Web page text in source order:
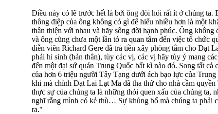
Điều này có lẽ trước hết là bởi ông đòi hỏi rất ít ở chúng
thông điệp của ông không có gì để hiểu nhiều hơn là một
thân thiện với nhau và hãy sống đời hạnh phúc. Ông
và ông cũng chưa một lần tỏ ra quan tâm đến việc tổ chức
diễn viên Richard Gere đã trả tiền xây phòng tắm cho Đạt
phải hi sinh (bản thân), tùy các vị, các vị hãy tùy ý mang
đến một đại sứ quán Trung Quốc bất kì nào đó. Song tất cả
của hơn 6 triệu người Tây Tạng dưới ách bạo lực của
khi mà chính Đạt Lai Lạt Ma đã tha thứ cho nhà cầm
thực sự của chúng ta là những thói quen xấu của chúng ta,
nghĩ rằng mình có kẻ thù… Sự khủng bố mà chúng ta phải
ra."